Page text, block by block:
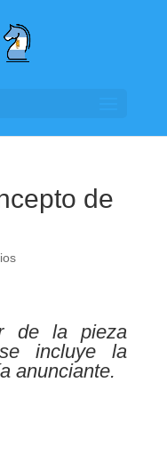
de
de la pieza
incluye la
anunciante.